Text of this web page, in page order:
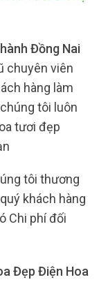
Đồng Nai
chuyên viên
hàng làm
tôi luôn
tươi đẹp
tôi thương
khách hàng
Chi phí đối
Đẹp Điện Hoa